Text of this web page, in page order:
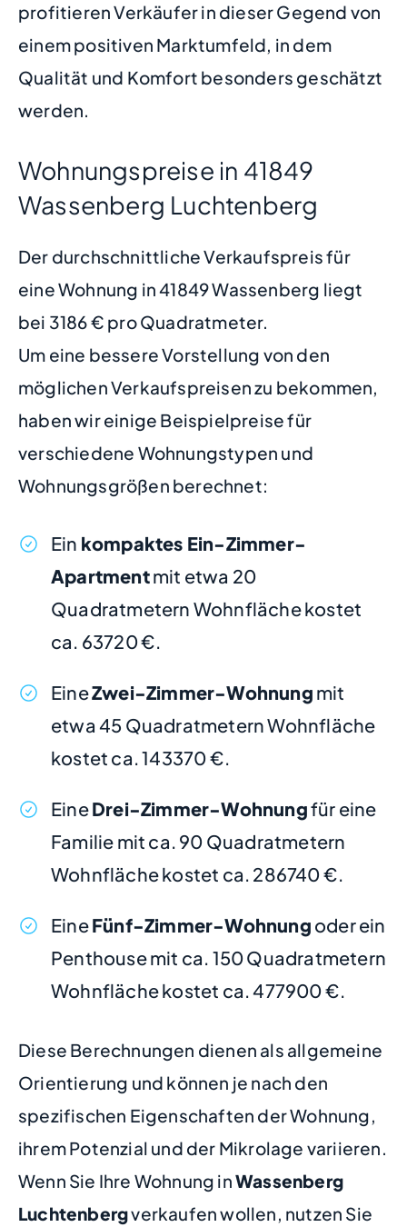
profitieren Verkäufer in dieser Gegend von
einem positiven Marktumfeld, in dem
Qualität und Komfort besonders geschätzt
werden.
Wohnungspreise in 41849
Wassenberg Luchtenberg
Der durchschnittliche Verkaufspreis für
eine Wohnung in 41849 Wassenberg liegt
bei 3186 € pro Quadratmeter.
Um eine bessere Vorstellung von den
möglichen Verkaufspreisen zu bekommen,
haben wir einige Beispielpreise für
verschiedene Wohnungstypen und
Wohnungsgrößen berechnet:
Ein kompaktes Ein-Zimmer-
Apartmentmit etwa 20
Quadratmetern Wohnfläche kostet
ca. 63720 €.
EineZwei-Zimmer-Wohnung mit
etwa 45 Quadratmetern Wohnfläche
kostet ca. 143370 €.
EineDrei-Zimmer-Wohnungfür eine
Familie mit ca. 90 Quadratmetern
Wohnfläche kostet ca. 286740 €.
EineFünf-Zimmer-Wohnung oder ein
Penthouse mit ca. 150 Quadratmetern
Wohnfläche kostet ca. 477900 €.
Diese Berechnungen dienen als allgemeine
Orientierung und können je nach den
spezifischen Eigenschaften der Wohnung,
ihrem Potenzial und der Mikrolage variieren.
Wenn Sie Ihre Wohnung inWassenberg
Luchtenbergverkaufen wollen, nutzen Sie